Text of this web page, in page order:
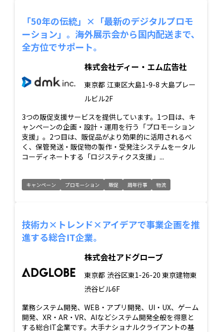
「50年の伝統」×「最新のデジタルプロモ
ーション」。海外展示会から国内配送まで、
全方位でサポート。
株式会社ディー・エム広告社
東京都 江東区大島1-9-8 大島プレー
ルビル2F
3つの販促支援サービスを提供しています。1つ目は、キ
ャンペーンの企画・設計・運用を行う「プロモーション
支援」。2つ目は、販促品がより効果的に活用されるべ
く、保管発送・販促物の製作・受発注システムをータル
コーディネートする「ロジスティクス支援」...
キャンペーン プロモーション 販促 周年行事 物流
技術力×トレンド×アイデアで事業企画を推
進する総合IT企業。
株式会社アドグローブ
東京都 渋谷区東1-26-20 東京建物東
渋谷ビル6F
業務システム開発、WEB・アプリ開発、UI・UX、ゲーム
開発、XR・AR・VR、AIなどシステム開発全般を得意と
する総合IT企業です。大手ナショナルクライアントの基